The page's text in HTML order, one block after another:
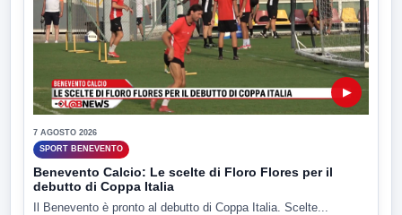
▶
7 AGOSTO 2026
SPORT BENEVENTO
Benevento Calcio: Le scelte di Floro Flores per il
debutto di Coppa Italia
Il Benevento è pronto al debutto di Coppa Italia. Scelte...